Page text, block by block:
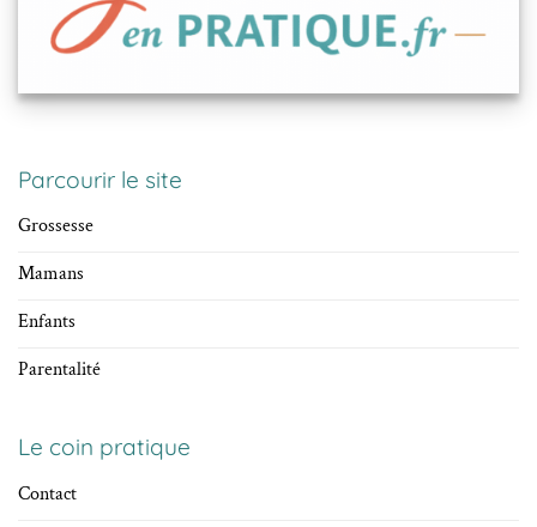
Parcourir le site
Grossesse
Mamans
Enfants
Parentalité
Le coin pratique
Contact